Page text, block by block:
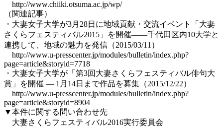
http://www.chiiki.otsuma.ac.jp/wp/
（関連記事）
・大妻女子大学が3月28日に地域貢献・交流イベント「大妻
さくらフェスティバル2015」を開催――千代田区内10大学と
連携して、地域の魅力を発信（2015/03/11）
http://www.u-presscenter.jp/modules/bulletin/index.php?
page=article&storyid=7718
・大妻女子大学が「第3回大妻さくらフェスティバル俳句大
賞」を開催 — 1月14日まで作品を募集（2015/12/22）
http://www.u-presscenter.jp/modules/bulletin/index.php?
page=article&storyid=8904
▼本件に関する問い合わせ先
大妻さくらフェスティバル2016実行委員会